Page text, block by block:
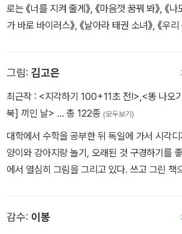
로는 《너를 지켜 줄게》, 《마음껏 꿈꿔 봐》, 《나
가 바로 바이러스》, 《날아라 태권 소녀》, 《우
그림: 김고은
최근작 : <지각하기 100+11초 전!>,<똥 나오
북] 끼인 날> … 총 122종 (모두보기)
대학에서 수학을 공부한 뒤 독일에 가서 시각
양이와 강아지랑 놀기, 오래된 것 구경하기를
에서 열심히 그림을 그리고 있다. 쓰고 그린 책
장》 등이 있다.
감수: 이봉